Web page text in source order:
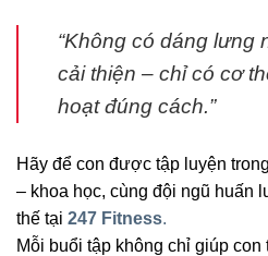
“Không có dáng lưng
cải thiện – chỉ có cơ
hoạt đúng cách.”
Hãy để con được tập luyện
– khoa học, cùng đội ngũ huấn
thế tại 247 Fitness.
Mỗi buổi tập không chỉ giúp con